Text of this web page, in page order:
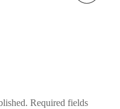
Required fields